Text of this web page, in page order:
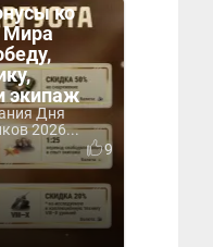
ко
Мира
экипаж
Дня
2026...
9